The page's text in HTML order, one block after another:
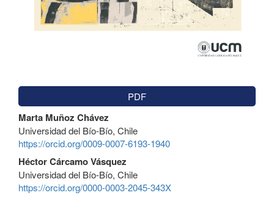
PDF
Contenido
principal
del
artículo
Marta Muñoz Chávez
Universidad del Bío-Bío, Chile
https://orcid.org/0009-0007-6193-1940
Héctor Cárcamo Vásquez
Universidad del Bío-Bío, Chile
https://orcid.org/0000-0003-2045-343X